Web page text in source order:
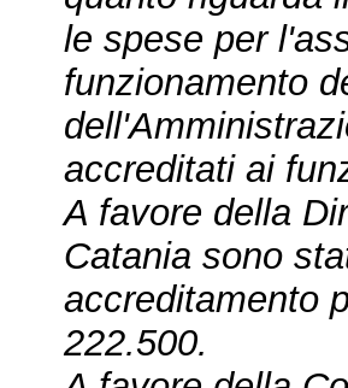
le spese per
funzionamento
accreditati ai
A favore della
Catania sono
accreditamento
222.500.